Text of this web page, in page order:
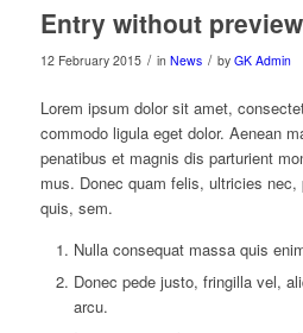
Entry without
12 February 2015 / in News / by GK Admin
Lorem ipsum dolor sit amet,
commodo ligula eget dolor. Aenean
penatibus et magnis dis parturient
mus. Donec quam felis, ultricies nec,
quis, sem.
Nulla consequat massa quis
Donec pede justo, fringilla vel,
arcu.